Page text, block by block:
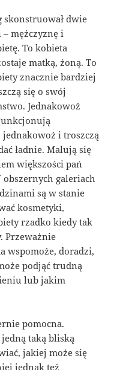
skonstruował dwie
– mężczyznę i
To kobieta
matką, żoną. To
znacznie bardziej
się o swój
Jednakowoż
i troszczą
ładnie. Malują się
większości pań
galeriach
są w stanie
kosmetyki,
rzadko kiedy tak
Przeważnie
wspomoże, doradzi,
podjąć trudną
lub jakim
pomocna.
taką bliską
jakiej może się
jednak też